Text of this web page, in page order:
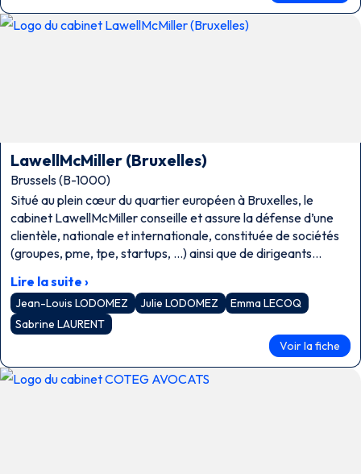
LawellMcMiller (Bruxelles)
Brussels (B-1000)
Situé au plein cœur du quartier européen à Bruxelles, le
cabinet LawellMcMiller conseille et assure la défense d’une
clientèle, nationale et internationale, constituée de sociétés
(groupes, pme, tpe, startups, …) ainsi que de dirigeants
Lire la suite ›
Jean-Louis LODOMEZ Julie LODOMEZ
Emma LECOQ
Sabrine LAURENT
Voir la fiche